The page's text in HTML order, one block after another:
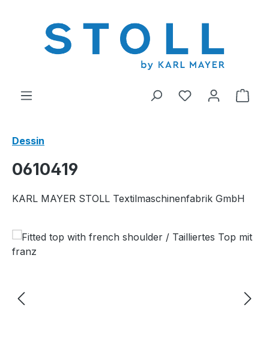
Vous avez 0Le
Dessin
0610419
KARL MAYER STOLL Textilmaschinenfabrik GmbH
Ignorer la galerie d'images